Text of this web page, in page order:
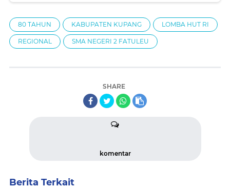
80 TAHUN KABUPATEN KUPANG LOMBA HUT RI
REGIONAL SMA NEGERI 2 FATULEU
SHARE
komentar
Berita Terkait